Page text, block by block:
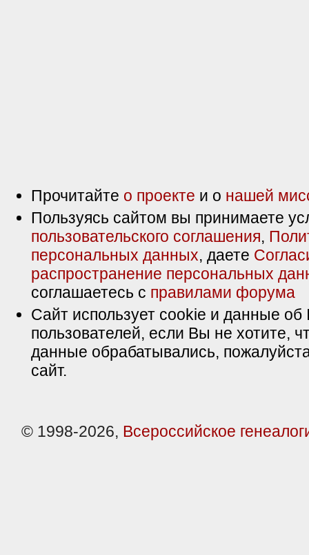
Прочитайте о проекте и о нашей
Пользуясь сайтом вы принимаете
пользовательского соглашения,
персональных данных, даете
распространение персональных
соглашаетесь с правилами форума
Сайт использует cookie и данные об
пользователей, если Вы не хотите,
данные обрабатывались,
сайт.
© 1998-2026, Всероссийское